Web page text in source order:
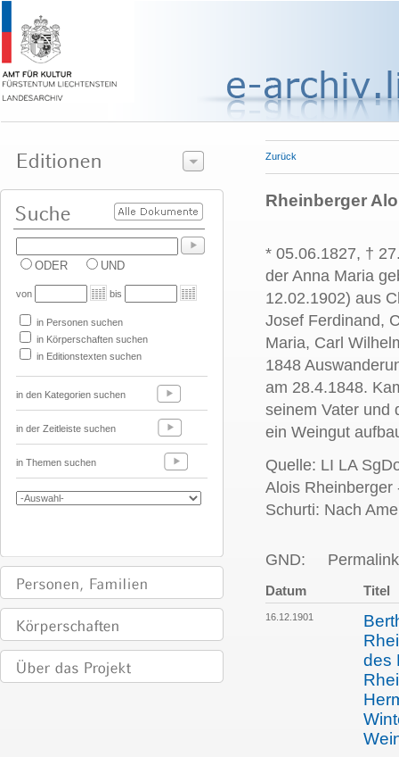
ODER UND
von bis
in Personen suchen
in Körperschaften suchen
in Editionstexten suchen
in den Kategorien suchen
in der Zeitleiste suchen
in Themen suchen
Zurück
Rheinberger
* 05.06.1827, †
der Anna Maria
12.02.1902) aus
Josef Ferdinand,
Maria, Carl
1848
am 28.4.1848.
seinem Vater und
ein Weingut
Quelle: LI LA
Alois Rheinberger
Schurti: Nach
GND:
Datum Titel
16.12.1901
des